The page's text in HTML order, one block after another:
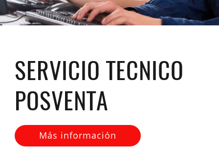
SERVICIO TECNICO
POSVENTA
Más información